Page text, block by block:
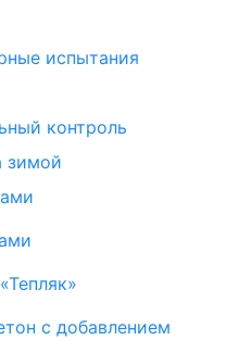
испытания
контроль
зимой
с добавлением